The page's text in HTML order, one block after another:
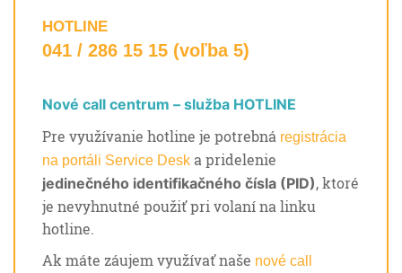
HOTLINE
041 / 286 15 15 (voľba 5)
Nové call centrum – služba HOTLINE
Pre využívanie hotline je potrebná registrácia
na portáli Service Desk a pridelenie
jedinečného identifikačného čísla (PID), ktoré
je nevyhnutné použiť pri volaní na linku
hotline.
Ak máte záujem využívať naše nové call